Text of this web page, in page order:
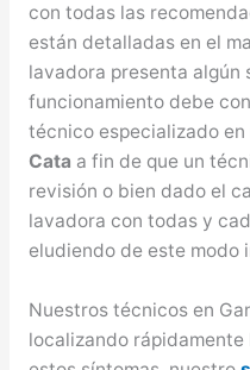
con todas las
están detalladas en el
lavadora presenta algún
funcionamiento debe
técnico especializado en
Cata a fin de que un
revisión o bien dado el
lavadora con todas y
eludiendo de este modo
Nuestros técnicos en
localizando